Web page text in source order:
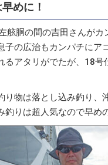
めに！
舷胴の間の吉田さんが
子の広治もカンパチにア
るアタリがでたが、18号
り物は落とし込み釣り、
釣りは超人気なので早め